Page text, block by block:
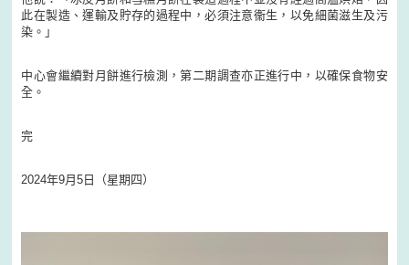
此在製造、運輸及貯存的過程中，必須注意衞生，以免細菌滋生及污
染。」
中心會繼續對月餅進行檢測，第二期調查亦正進行中，以確保食物安
全。
完
2024年9月5日（星期四）